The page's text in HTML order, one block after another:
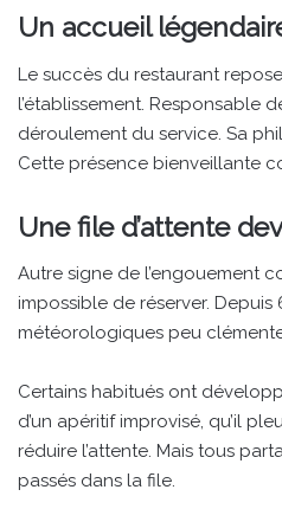
Un accueil
Le succès du restaurant
l’établissement. Responsable
déroulement du service. Sa
Cette présence bienveillante
Une file d’attente
Autre signe de l’engouement
impossible de réserver.
météorologiques peu
Certains habitués ont
d’un apéritif improvisé, qu’il
réduire l’attente. Mais tous
passés dans la file.